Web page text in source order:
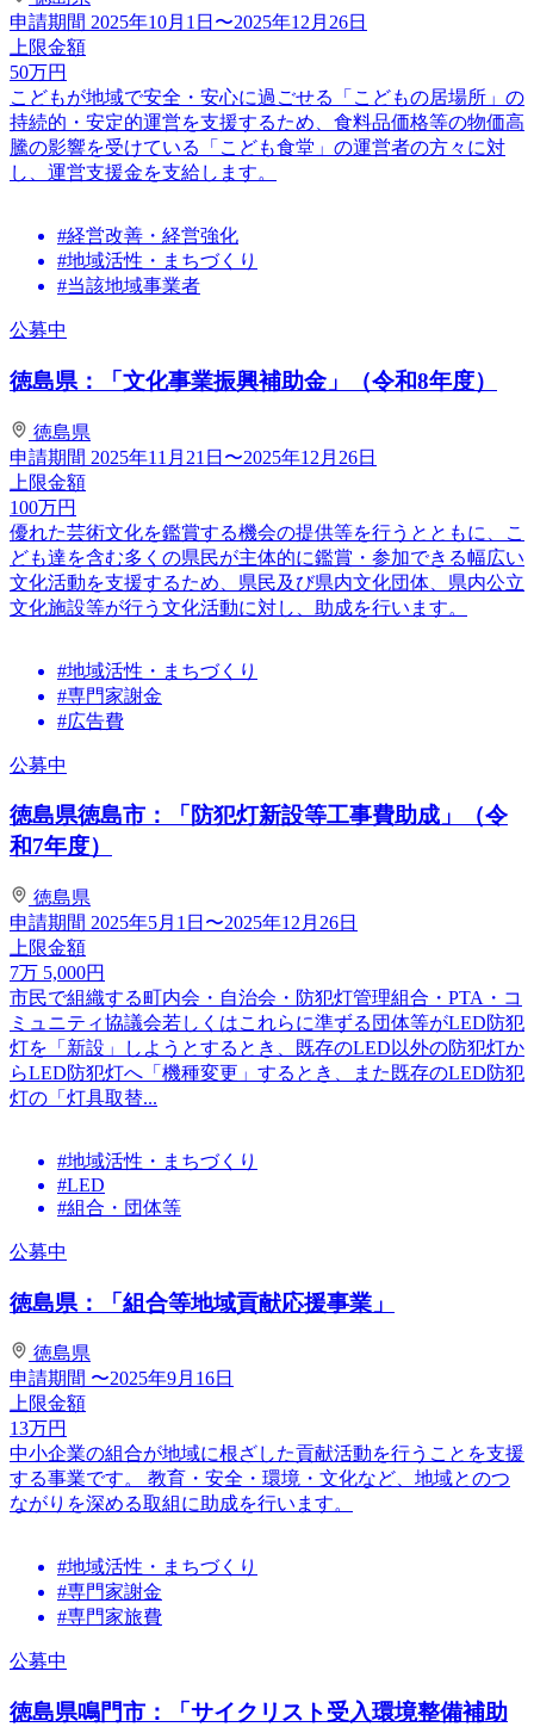
申請期間 2025年10月1日〜2025年12月26日
上限金額
50万円
こどもが地域で安全・安心に過ごせる「こどもの居場所」の
持続的・安定的運営を支援するため、食料品価格等の物価高
騰の影響を受けている「こども食堂」の運営者の方々に対
し、運営支援金を支給します。
#経営改善・経営強化
#地域活性・まちづくり
#当該地域事業者
公募中
徳島県：「文化事業振興補助金」（令和8年度）
徳島県
申請期間 2025年11月21日〜2025年12月26日
上限金額
100万円
優れた芸術文化を鑑賞する機会の提供等を行うとともに、こ
ども達を含む多くの県民が主体的に鑑賞・参加できる幅広い
文化活動を支援するため、県民及び県内文化団体、県内公立
文化施設等が行う文化活動に対し、助成を行います。
#地域活性・まちづくり
#専門家謝金
#広告費
公募中
徳島県徳島市：「防犯灯新設等工事費助成」（令
和7年度）
徳島県
申請期間 2025年5月1日〜2025年12月26日
上限金額
7万 5,000円
市民で組織する町内会・自治会・防犯灯管理組合・PTA・コ
ミュニティ協議会若しくはこれらに準ずる団体等がLED防犯
灯を「新設」しようとするとき、既存のLED以外の防犯灯か
らLED防犯灯へ「機種変更」するとき、また既存のLED防犯
灯の「灯具取替...
#地域活性・まちづくり
#LED
#組合・団体等
公募中
徳島県：「組合等地域貢献応援事業」
徳島県
申請期間 〜2025年9月16日
上限金額
13万円
中小企業の組合が地域に根ざした貢献活動を行うことを支援
する事業です。 教育・安全・環境・文化など、地域とのつ
ながりを深める取組に助成を行います。
#地域活性・まちづくり
#専門家謝金
#専門家旅費
公募中
徳島県鳴門市：「サイクリスト受入環境整備補助